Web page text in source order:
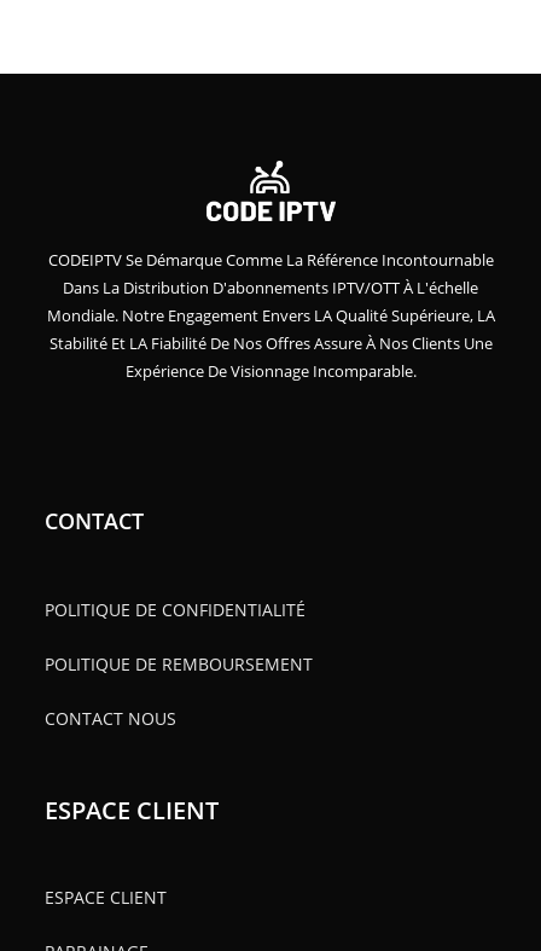
CODEIPTV Se Démarque Comme La Référence Incontournable
Dans La Distribution D'abonnements IPTV/OTT À L'échelle
Mondiale. Notre Engagement Envers LA Qualité Supérieure, LA
Stabilité Et LA Fiabilité De Nos Offres Assure À Nos Clients Une
Expérience De Visionnage Incomparable.
CONTACT
POLITIQUE DE CONFIDENTIALITÉ
POLITIQUE DE REMBOURSEMENT
CONTACT NOUS
ESPACE CLIENT
ESPACE CLIENT